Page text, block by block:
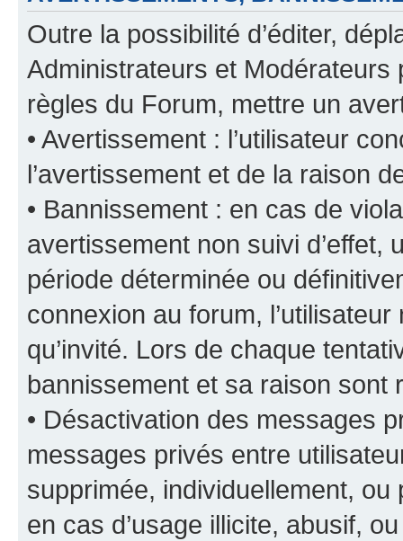
Outre la possibilité d’éditer,
Administrateurs et
règles du Forum, mettre un
• Avertissement : l’utilisateur
l’avertissement et de la raison
• Bannissement : en cas de
avertissement non suivi d’effet,
période déterminée ou
connexion au forum,
qu’invité. Lors de chaque
bannissement et sa raison sont
• Désactivation des messages
messages privés entre
supprimée, individuellement, ou
en cas d’usage illicite, abusif,